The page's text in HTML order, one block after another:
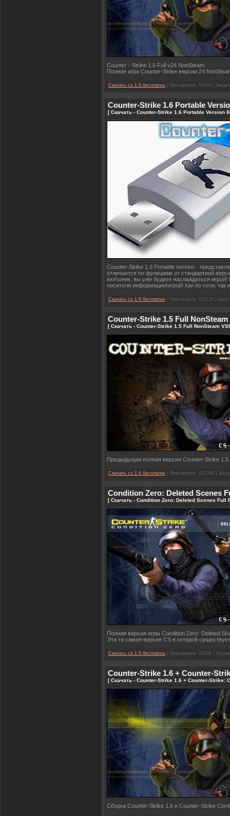
Counter - Strike 1.6 Full v24 NonSteam.
Полная игра Counter-Strike версии 24
Скачать cs 1.6 бесплатно | Просмотров: 64183 |
Counter-Strike 1.6 Portable
[ Скачать - Counter-Strike 1.6 Portable Version
Counter-Strike 1.6 Portable version -
отличается по функциям от стандартной
exe'шник, вы уже будите наслаждаться
носителя информации!игрой! Как по сети, так
Скачать cs 1.6 бесплатно | Просмотров: 115126 |
Counter-Strike 1.5 Full NonSteam
[ Скачать - Counter-Strike 1.5 Full NonSteam
Предыдущая полная версия Counter-Strike 1.5
Скачать cs 1.6 бесплатно | Просмотров: 127309 |
Condition Zero: Deleted Scenes
[ Скачать - Condition Zero: Deleted Scenes Full
Полная версия игры Condition Zero: Deleted
Эта та самая версия CS в которой
Скачать cs 1.6 бесплатно | Просмотров: 92698 |
Counter-Strike 1.6 + Counter-
[ Скачать - Counter-Strike 1.6 + Counter-Strike:
Сборка Counter-Strike 1.6 и Counter-Strike